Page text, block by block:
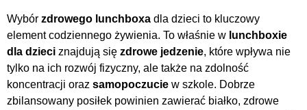
Wybór zdrowego lunchboxa dla dzieci to kluczowy
element codziennego żywienia. To właśnie w lunchboxie
dla dzieci znajdują się zdrowe jedzenie, które wpływa nie
tylko na ich rozwój fizyczny, ale także na zdolność
koncentracji oraz samopoczucie w szkole. Dobrze
zbilansowany posiłek powinien zawierać białko, zdrowe